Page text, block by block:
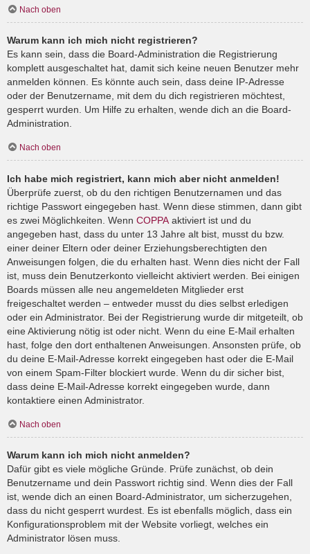
Nach oben
Warum kann ich mich nicht registrieren?
Es kann sein, dass die Board-Administration die Registrierung
komplett ausgeschaltet hat, damit sich keine neuen Benutzer mehr
anmelden können. Es könnte auch sein, dass deine IP-Adresse
oder der Benutzername, mit dem du dich registrieren möchtest,
gesperrt wurden. Um Hilfe zu erhalten, wende dich an die Board-
Administration.
Nach oben
Ich habe mich registriert, kann mich aber nicht anmelden!
Überprüfe zuerst, ob du den richtigen Benutzernamen und das
richtige Passwort eingegeben hast. Wenn diese stimmen, dann gibt
es zwei Möglichkeiten. Wenn COPPA aktiviert ist und du
angegeben hast, dass du unter 13 Jahre alt bist, musst du bzw.
einer deiner Eltern oder deiner Erziehungsberechtigten den
Anweisungen folgen, die du erhalten hast. Wenn dies nicht der Fall
ist, muss dein Benutzerkonto vielleicht aktiviert werden. Bei einigen
Boards müssen alle neu angemeldeten Mitglieder erst
freigeschaltet werden – entweder musst du dies selbst erledigen
oder ein Administrator. Bei der Registrierung wurde dir mitgeteilt, ob
eine Aktivierung nötig ist oder nicht. Wenn du eine E-Mail erhalten
hast, folge den dort enthaltenen Anweisungen. Ansonsten prüfe, ob
du deine E-Mail-Adresse korrekt eingegeben hast oder die E-Mail
von einem Spam-Filter blockiert wurde. Wenn du dir sicher bist,
dass deine E-Mail-Adresse korrekt eingegeben wurde, dann
kontaktiere einen Administrator.
Nach oben
Warum kann ich mich nicht anmelden?
Dafür gibt es viele mögliche Gründe. Prüfe zunächst, ob dein
Benutzername und dein Passwort richtig sind. Wenn dies der Fall
ist, wende dich an einen Board-Administrator, um sicherzugehen,
dass du nicht gesperrt wurdest. Es ist ebenfalls möglich, dass ein
Konfigurationsproblem mit der Website vorliegt, welches ein
Administrator lösen muss.